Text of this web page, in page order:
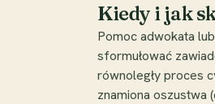
Kiedy i jak
Pomoc adwokata
sformułować
równoległy proces
znamiona oszustwa